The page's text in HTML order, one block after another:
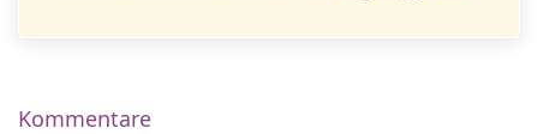
Kommentare